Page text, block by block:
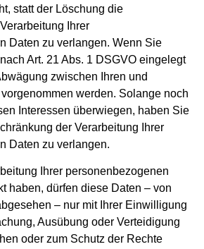
statt der Löschung die
Ihrer
Daten zu verlangen. Wenn Sie
Art. 21 Abs. 1 DSGVO eingelegt
zwischen Ihren und
werden. Solange noch
Interessen überwiegen, haben Sie
der Verarbeitung Ihrer
Daten zu verlangen.
Ihrer personenbezogenen
haben, dürfen diese Daten – von
– nur mit Ihrer Einwilligung
Ausübung oder Verteidigung
oder zum Schutz der Rechte